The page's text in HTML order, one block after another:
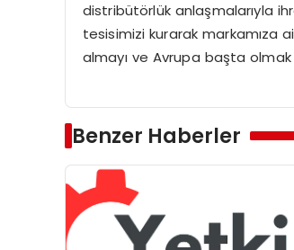
distribütörlük anlaşmalarıyla
tesisimizi kurarak markamıza
almayı ve Avrupa başta olmak
Benzer Haberler